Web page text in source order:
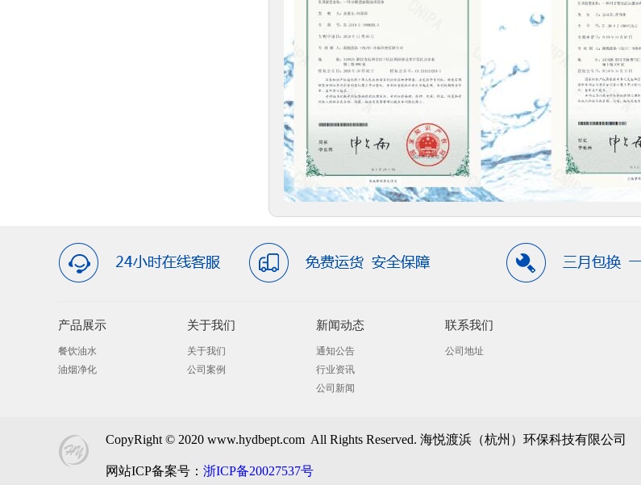
产品展示
餐饮油水
油烟净化
关于我们
关于我们
公司案例
新闻动态
通知公告
行业资讯
公司新闻
联系我们
公司地址
CopyRight © 2020 www.hydbept.com All Rights Reserved. 海悦渡浜（杭州）环保科技有限公司
网站ICP备案号： 浙ICP备20027537号